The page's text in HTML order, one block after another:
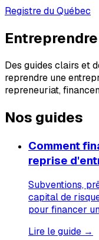
Registre du Québec
Des guides clairs et
reprendre une
repreneuriat,
Nos guides
Comment
reprise
Subventions,
capital de
pour financer
Lire le guide →